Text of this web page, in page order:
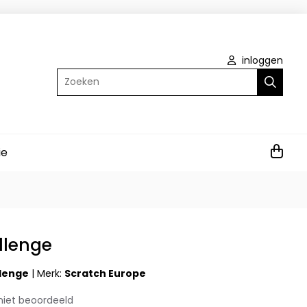
inloggen
Zoeken
|Merk: Scratch Europe
beoordeeld